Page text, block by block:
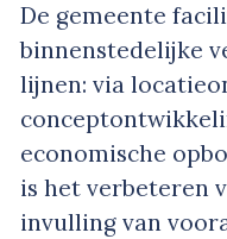
De gemeente
binnenstedelijke
lijnen: via
economische
is het verbeteren
invulling van